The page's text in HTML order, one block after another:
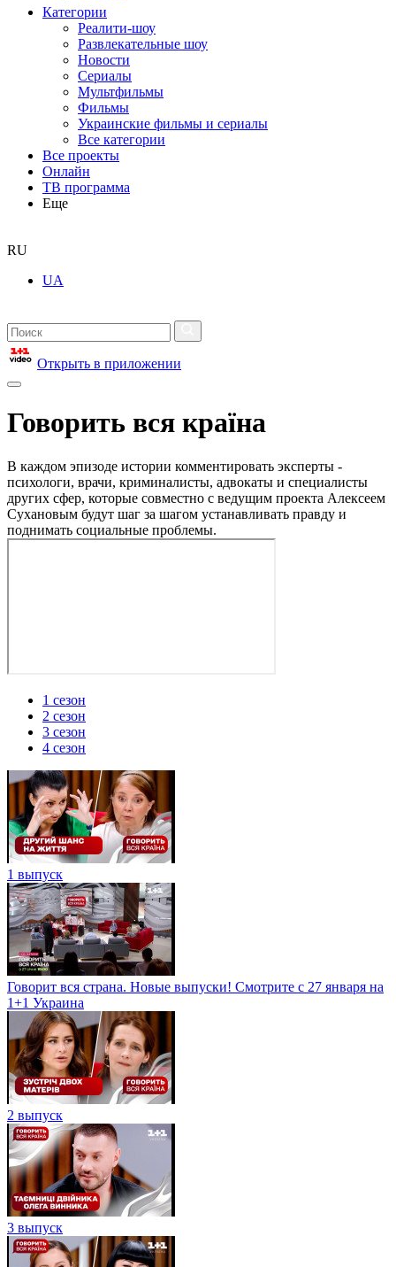
Категории
Реалити-шоу
Развлекательные шоу
Новости
Сериалы
Мультфильмы
Фильмы
Украинские фильмы и сериалы
Все категории
Все проекты
Онлайн
ТВ программа
Еще
RU
UA
Открыть в приложении
Говорить вся країна
В каждом эпизоде истории комментировать эксперты -
психологи, врачи, криминалисты, адвокаты и специалисты
других сфер, которые совместно с ведущим проекта Алексеем
Сухановым будут шаг за шагом устанавливать правду и
поднимать социальные проблемы.
1 сезон
2 сезон
3 сезон
4 сезон
1 выпуск
Говорит вся страна. Новые выпуски! Смотрите с 27 января на
1+1 Украина
2 выпуск
3 выпуск